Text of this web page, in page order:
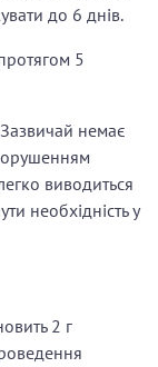
до 6 днів.
5
Зазвичай немає
виводиться
необхідність у
2 г